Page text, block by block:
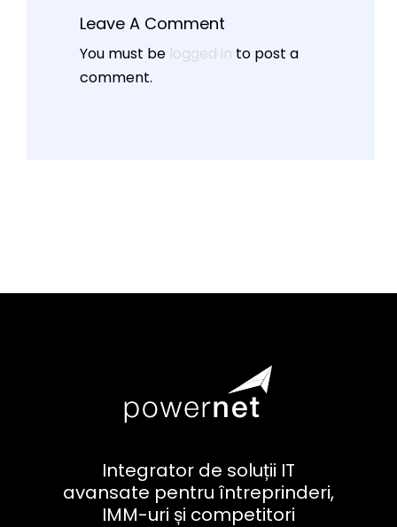
Leave A Comment
You must be logged in to post a
comment.
Integrator de soluții IT
avansate pentru întreprinderi,
IMM-uri și competitori